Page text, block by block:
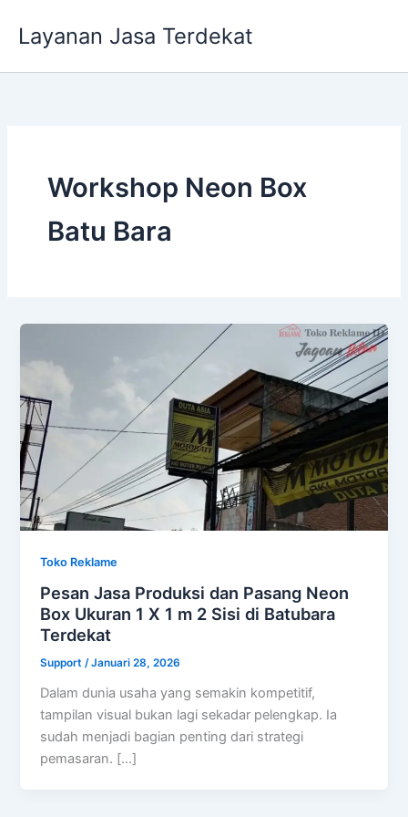
Layanan Jasa Terdekat
Workshop Neon Box
Batu Bara
Toko Reklame
Pesan Jasa Produksi dan Pasang Neon
Box Ukuran 1 X 1 m 2 Sisi di Batubara
Terdekat
Support/Januari 28, 2026
Dalam dunia usaha yang semakin kompetitif,
tampilan visual bukan lagi sekadar pelengkap. Ia
sudah menjadi bagian penting dari strategi
pemasaran. […]